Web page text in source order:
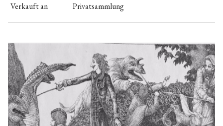
Verkauft an
Privatsammlung